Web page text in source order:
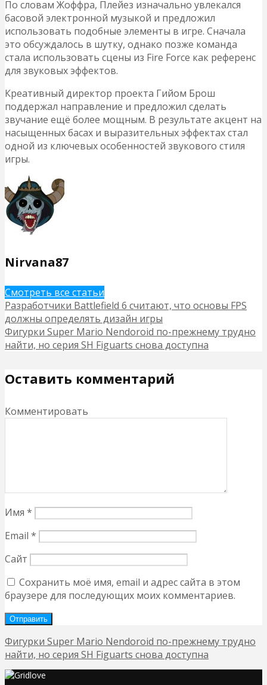
По словам Жоффра, Плейез изначально увлекался
басовой электронной музыкой и предложил
использовать подобные элементы в игре. Сначала
это обсуждалось в шутку, однако позже команда
стала использовать сцены из Fire Force как референс
для звуковых эффектов.
Креативный директор проекта Гийом Брош
поддержал направление и предложил сделать
звучание ещё более мощным. В результате акцент на
насыщенных басах и выразительных эффектах стал
одной из ключевых особенностей звукового стиля
игры.
Nirvana87
Смотреть все статьи
Разработчики Battlefield 6 считают, что основы FPS
должны определять дизайн игры
Фигурки Super Mario Nendoroid по-прежнему трудно
найти, но серия SH Figuarts снова доступна
Оставить комментарий
Комментировать
Имя *
Email *
Сайт
Сохранить моё имя, email и адрес сайта в этом
браузере для последующих моих комментариев.
Фигурки Super Mario Nendoroid по-прежнему трудно
найти, но серия SH Figuarts снова доступна